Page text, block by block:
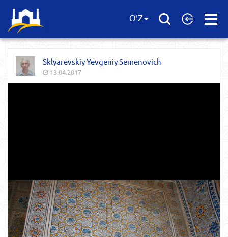
Open
O'Z
Sklyarevskiy Yevgeniy Semenovich
13.04.2017